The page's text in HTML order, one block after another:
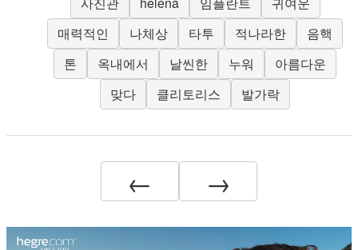
매력적인
나체상 타투 적나라한
음핵
톤
옥내에서 날씬한 누워
아름다운
맞다
클리토리스 발가락
← →